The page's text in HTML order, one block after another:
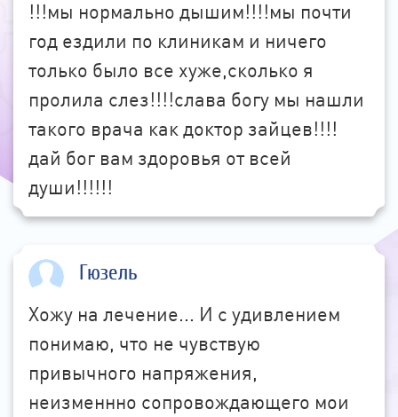
!!!мы нормально дышим!!!!мы почти
год ездили по клиникам и ничего
только было все хуже,сколько я
пролила слез!!!!слава богу мы нашли
такого врача как доктор зайцев!!!!
дай бог вам здоровья от всей
души!!!!!!
Гюзель
Хожу на лечение... И с удивлением
понимаю, что не чувствую
привычного напряжения,
неизменнно сопровождающего мои